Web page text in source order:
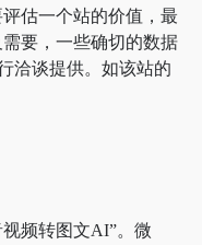
估一个站的价值，最
要，一些确切的数据
洽谈提供。如该站的
频转图文AI”。微